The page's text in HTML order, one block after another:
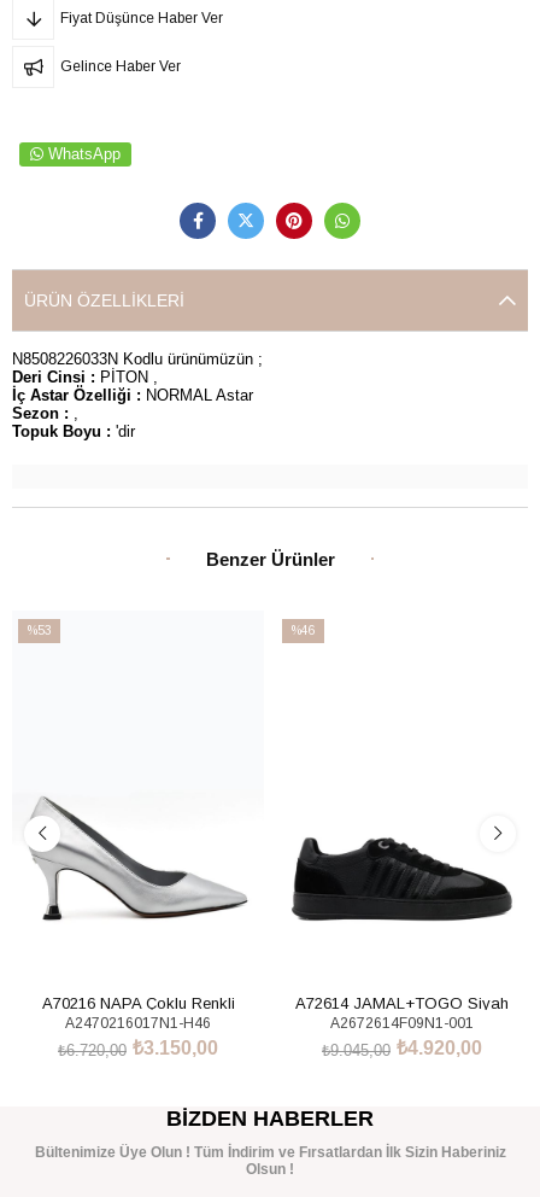
Fiyat Düşünce Haber Ver
Gelince Haber Ver
WhatsApp
ÜRÜN ÖZELLIKLERI
N8508226033N Kodlu ürünümüzün ;
Deri Cinsi : PİTON ,
İç Astar Özelliği : NORMAL Astar
Sezon :
Topuk Boyu : 'dir
Benzer Ürünler
%53
A70216 NAPA Çoklu Renkli
A2470216017N1-H46
₺3.150,00
₺6.720,00
%46
A72614 JAMAL+TOGO Siyah
Sneakers Ayakkabı
A2672614F09N1-001
₺4.920,00
₺9.045,00
BIZDEN HABERLER
Bültenimize Üye Olun ! Tüm İndirim ve Fırsatlardan İlk Sizin Haberiniz
Olsun !